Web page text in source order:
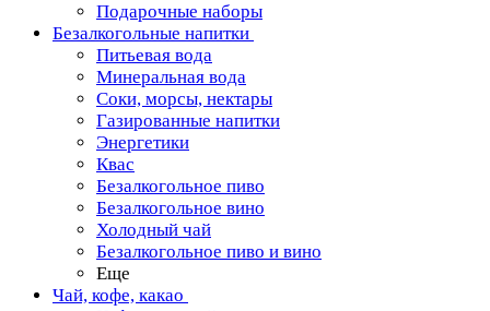
Подарочные наборы
Безалкогольные напитки
Питьевая вода
Минеральная вода
Соки, морсы, нектары
Газированные напитки
Энергетики
Квас
Безалкогольное пиво
Безалкогольное вино
Холодный чай
Безалкогольное пиво и вино
Еще
Чай, кофе, какао